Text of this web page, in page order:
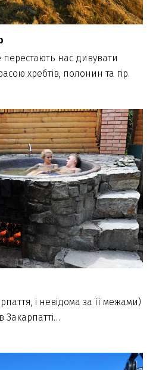
перестають нас дивувати
хребтів, полонин та гір.
і невідома за її межами)
Закарпатті…